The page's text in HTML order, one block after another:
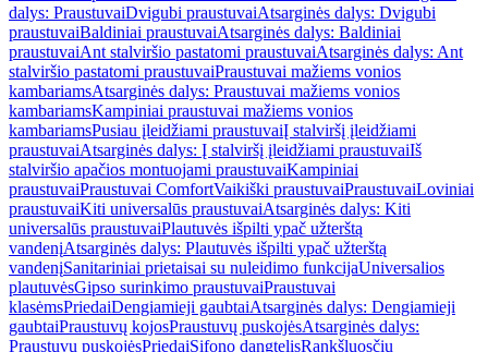
dalys: PraustuvaiDvigubi praustuvaiAtsarginės dalys: Dvigubi
praustuvaiBaldiniai praustuvaiAtsarginės dalys: Baldiniai
praustuvaiAnt stalviršio pastatomi praustuvaiAtsarginės dalys: Ant
stalviršio pastatomi praustuvaiPraustuvai mažiems vonios
kambariamsAtsarginės dalys: Praustuvai mažiems vonios
kambariamsKampiniai praustuvai mažiems vonios
kambariamsPusiau įleidžiami praustuvaiĮ stalviršį įleidžiami
praustuvaiAtsarginės dalys: Į stalviršį įleidžiami praustuvaiIš
stalviršio apačios montuojami praustuvaiKampiniai
praustuvaiPraustuvai ComfortVaikiški praustuvaiPraustuvaiLoviniai
praustuvaiKiti universalūs praustuvaiAtsarginės dalys: Kiti
universalūs praustuvaiPlautuvės išpilti ypač užterštą
vandenįAtsarginės dalys: Plautuvės išpilti ypač užterštą
vandenįSanitariniai prietaisai su nuleidimo funkcijaUniversalios
plautuvėsGipso surinkimo praustuvaiPraustuvai
klasėmsPriedaiDengiamieji gaubtaiAtsarginės dalys: Dengiamieji
gaubtaiPraustuvų kojosPraustuvų puskojėsAtsarginės dalys:
Praustuvų puskojėsPriedaiSifono dangtelisRankšluosčių